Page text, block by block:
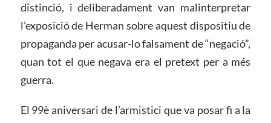
distinció, i deliberadament van malinterpretar
l’exposició de Herman sobre aquest dispositiu de
propaganda per acusar-lo falsament de “negació”,
quan tot el que negava era el pretext per a més
guerra.
El 99è aniversari de l’armistici que va posar fi a la